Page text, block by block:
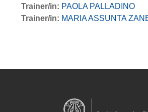
Trainer/in: PAOLA PALLADINO
Trainer/in: MARIA ASSUNTA